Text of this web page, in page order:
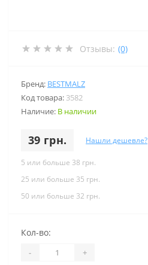
Отзывы: (0)
Бренд: BESTMALZ
Код товара: 3582
Наличие: В наличии
39 грн. Нашли дешевле?
5 или больше 38 грн.
25 или больше 35 грн.
50 или больше 32 грн.
Кол-во:
- +